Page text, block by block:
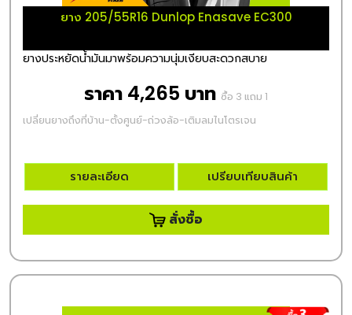
ยาง 205/55R16 Dunlop Enasave EC300
ยางประหยัดน้ำมันมาพร้อมความนุ่มเงียบสะดวกสบาย
ราคา 4,265 บาท ซื้อ 3 แถม 1
เปลี่ยนยางถึงที่บ้าน-ตั้งศูนย์-ถ่วงล้อ-เติมลมไนโตรเจน
รายละเอียด เปรียบเทียบสินค้า
สั่งซื้อ